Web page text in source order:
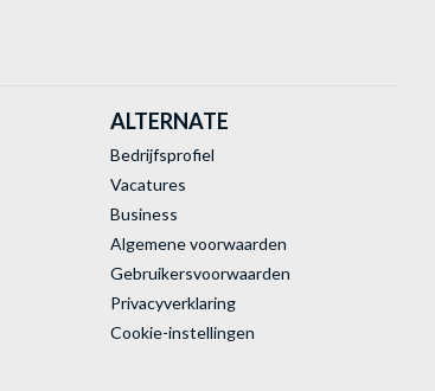
ALTERNATE
Bedrijfsprofiel
Vacatures
Business
Algemene voorwaarden
Gebruikersvoorwaarden
Privacyverklaring
Cookie-instellingen